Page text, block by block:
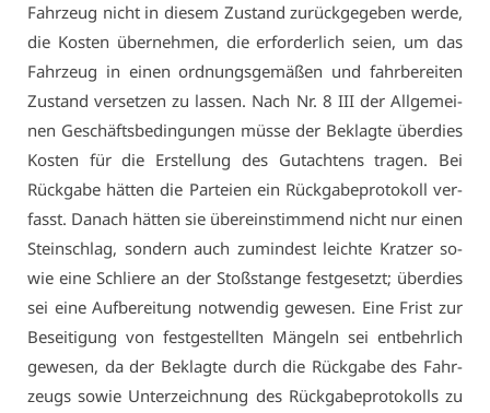
Fahr­zeug nicht in die­sem Zu­stand zu­rück­ge­ge­ben wer­de,
die Kos­ten über­neh­men, die er­for­der­lich sei­en, um das
Fahr­zeug in ei­nen ord­nungs­ge­mä­ßen und fahr­be­rei­ten
Zu­stand ver­set­zen zu las­sen. Nach Nr. 8 III der All­ge­mei­
nen Ge­schäfts­be­din­gun­gen müs­se der Be­klag­te über­dies
Kos­ten für die Er­stel­lung des Gut­ach­tens tra­gen. Bei
Rück­ga­be hät­ten die Par­tei­en ein Rück­ga­be­pro­to­koll ver­
fasst. Da­nach hät­ten sie über­ein­stim­mend nicht nur ei­nen
Stein­schlag, son­dern auch zu­min­dest leich­te Krat­zer so­
wie ei­ne Schlie­re an der Stoß­stan­ge fest­ge­setzt; über­dies
sei ei­ne Auf­be­rei­tung not­wen­dig ge­we­sen. Ei­ne Frist zur
Be­sei­ti­gung von fest­ge­stell­ten Män­geln sei ent­behr­lich
ge­we­sen, da der Be­klag­te durch die Rück­ga­be des Fahr­
zeugs so­wie Un­ter­zeich­nung des Rück­ga­be­pro­to­kolls zu